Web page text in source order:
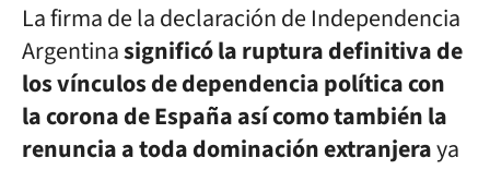
La firma de la declaración de Independencia
Argentinasignificó la ruptura definitiva de
los vínculos de dependencia política con
la corona de España así como también la
renuncia a toda dominación extranjeraya